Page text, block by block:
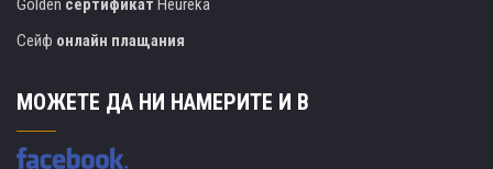
Golden сертификат Heureka
Сейф онлайн плащания
МОЖЕТЕ ДА НИ НАМЕРИТЕ И В